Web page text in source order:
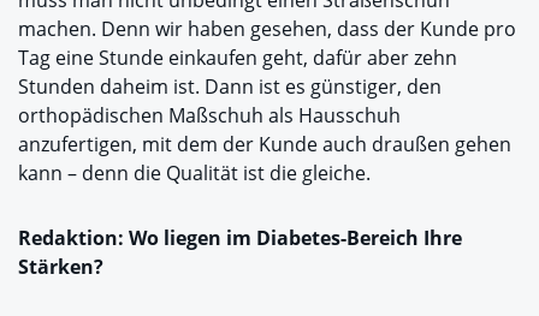
machen. Denn wir haben gesehen, dass der Kunde pro
Tag eine Stunde einkaufen geht, dafür aber zehn
Stunden daheim ist. Dann ist es günstiger, den
orthopädischen Maßschuh als Hausschuh
anzufertigen, mit dem der Kunde auch draußen gehen
kann – denn die Qualität ist die gleiche.
Redaktion: Wo liegen im Diabetes-Bereich Ihre
Stärken?